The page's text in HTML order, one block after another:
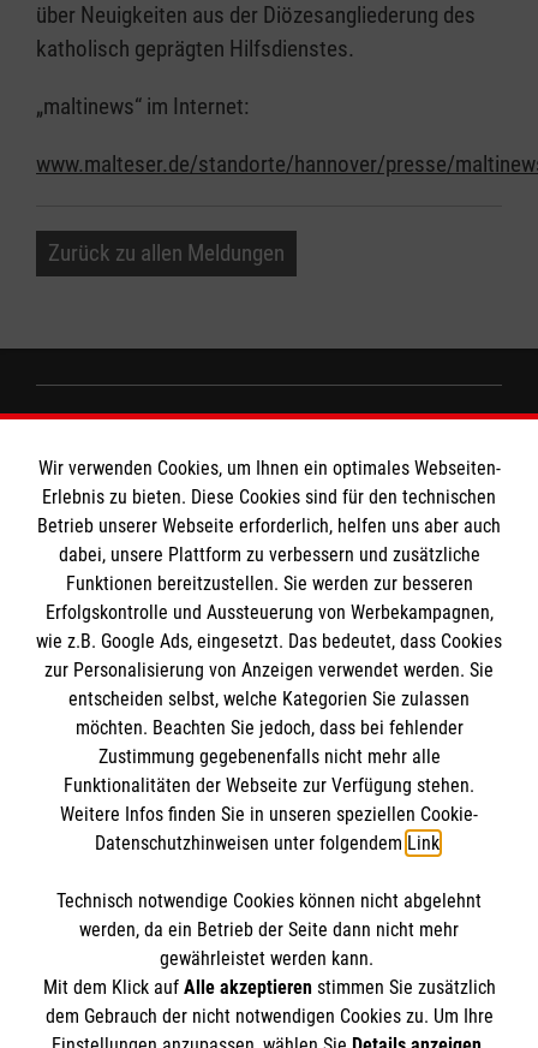
über Neuigkeiten aus der Diözesangliederung des
katholisch geprägten Hilfsdienstes.
„maltinews“ im Internet:
www.malteser.de/standorte/hannover/presse/
Zurück zu allen Meldungen
Impressum
Datenschutz
Barrierefreiheit
Kontakt
Die Malteser
Malteser in Deutschland
Malteserorden
Sharepoint
MPG Ansprechpartner
Den Beauftragten für Medizinproduktesicherheit
im Malteser Rettungsdienst und den
Einsatzdiensten der Malteser können Sie
kontaktieren.
Spendenkonto
IBAN: DE07370601201201209281
BIC: GENODED1PA7
So finden Sie uns
Waterloostraße 25
Der Malteser Hilfsdienst e.V. ist als eingetragene
Wir verwenden Cookies, um Ihnen ein optimales Webseiten-
Erlebnis zu bieten. Diese Cookies sind für den technischen
Betrieb unserer Webseite erforderlich, helfen uns aber auch
dabei, unsere Plattform zu verbessern und zusätzliche
Funktionen bereitzustellen. Sie werden zur besseren
Erfolgskontrolle und Aussteuerung von Werbekampagnen,
wie z.B. Google Ads, eingesetzt. Das bedeutet, dass Cookies
zur Personalisierung von Anzeigen verwendet werden. Sie
entscheiden selbst, welche Kategorien Sie zulassen
möchten. Beachten Sie jedoch, dass bei fehlender
Zustimmung gegebenenfalls nicht mehr alle
Funktionalitäten der Webseite zur Verfügung stehen.
Weitere Infos finden Sie in unseren speziellen Cookie-
Datenschutzhinweisen unter folgendem Link.
Technisch notwendige Cookies können nicht abgelehnt
werden, da ein Betrieb der Seite dann nicht mehr
gewährleistet werden kann.
Mit dem Klick auf Alle akzeptierenstimmen Sie zusätzlich
dem Gebrauch der nicht notwendigen Cookies zu. Um Ihre